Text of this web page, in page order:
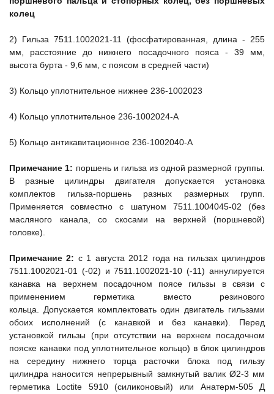
колец
2) Гильза 7511.1002021-11 (фосфатированная, длина - 255
мм, расстояние до нижнего посадочного пояса - 39 мм,
высота бурта - 9,6 мм, с поясом в средней части)
3) Кольцо уплотнительное нижнее 236-1002023
4) Кольцо уплотнительное 236-1002024-А
5) Кольцо антикавитационное 236-1002040-А
Примечание 1: поршень и гильза из одной размерной группы.
В разные цилиндры двигателя допускается установка
комплектов гильза-поршень разных размерных групп.
Применяется совместно с шатуном 7511.1004045-02 (без
масляного канала, со скосами на верхней (поршневой)
головке).
Примечание 2: с 1 августа 2012 года на гильзах цилиндров
7511.1002021-01 (-02) и 7511.1002021-10 (-11) аннулируется
канавка на верхнем посадочном поясе гильзы в связи с
применением герметика вместо резинового
кольца. Допускается комплектовать один двигатель гильзами
обоих исполнений (с канавкой и без канавки). Перед
установкой гильзы (при отсутствии на верхнем посадочном
пояске канавки под уплотнительное кольцо) в блок цилиндров
на середину нижнего торца расточки блока под гильзу
цилиндра наносится непрерывный замкнутый валик Ø2-3 мм
герметика Loctite 5910 (силиконовый) или Анатерм-505 Д